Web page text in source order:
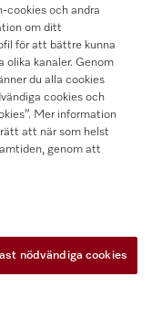
cookies och andra
om ditt
för att bättre kunna
olika kanaler. Genom
du alla cookies
cookies och
Mer information
att när som helst
genom att
nödvändiga cookies